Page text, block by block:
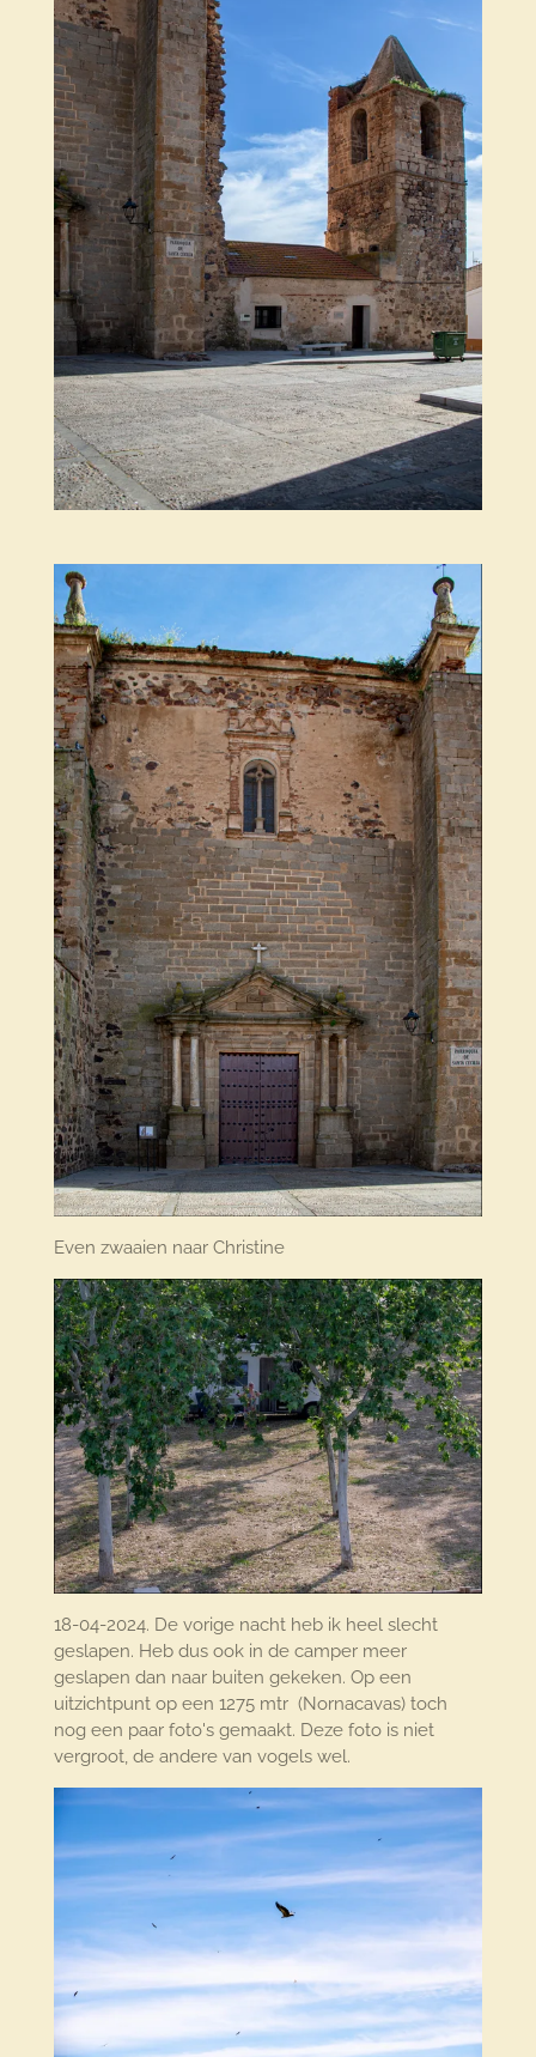
Even zwaaien naar Christine
18-04-2024. De vorige nacht heb ik heel slecht
geslapen. Heb dus ook in de camper meer
geslapen dan naar buiten gekeken. Op een
uitzichtpunt op een 1275 mtr (Nornacavas) toch
nog een paar foto's gemaakt. Deze foto is niet
vergroot, de andere van vogels wel.